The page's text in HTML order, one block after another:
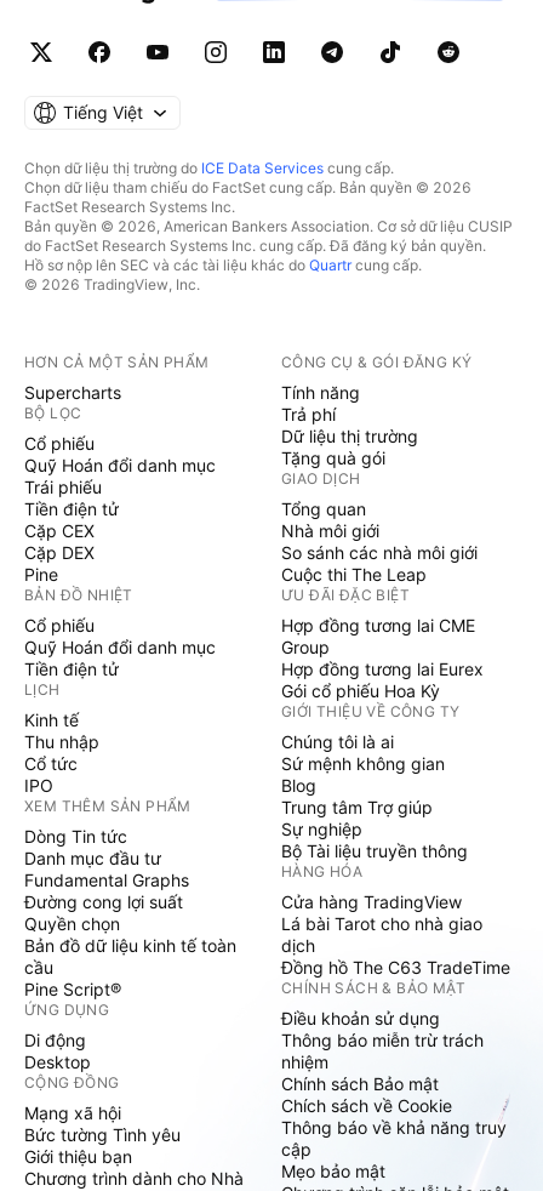
Tiếng Việt
Chọn dữ liệu thị trường do ICE Data Services cung cấp.
Chọn dữ liệu tham chiếu do FactSet cung cấp. Bản quyền © 2026
FactSet Research Systems Inc.
Bản quyền © 2026, American Bankers Association. Cơ sở dữ liệu CUSIP
do FactSet Research Systems Inc. cung cấp. Đã đăng ký bản quyền.
Hồ sơ nộp lên SEC và các tài liệu khác do Quartrcung cấp.
© 2026 TradingView, Inc.
HƠN CẢ MỘT SẢN PHẨM
Supercharts
BỘ LỌC
Cổ phiếu
Quỹ Hoán đổi danh mục
Trái phiếu
Tiền điện tử
Cặp CEX
Cặp DEX
Pine
BẢN ĐỒ NHIỆT
Cổ phiếu
Quỹ Hoán đổi danh mục
Tiền điện tử
LỊCH
Kinh tế
Thu nhập
Cổ tức
IPO
XEM THÊM SẢN PHẨM
Dòng Tin tức
Danh mục đầu tư
Fundamental Graphs
Đường cong lợi suất
Quyền chọn
Bản đồ dữ liệu kinh tế toàn
cầu
Pine Script®
ỨNG DỤNG
Di động
Desktop
CỘNG ĐỒNG
Mạng xã hội
Bức tường Tình yêu
Giới thiệu bạn
Chương trình dành cho Nhà
CÔNG CỤ & GÓI ĐĂNG KÝ
Tính năng
Trả phí
Dữ liệu thị trường
Tặng quà gói
GIAO DỊCH
Tổng quan
Nhà môi giới
So sánh các nhà môi giới
Cuộc thi The Leap
ƯU ĐÃI ĐẶC BIỆT
Hợp đồng tương lai CME
Group
Hợp đồng tương lai Eurex
Gói cổ phiếu Hoa Kỳ
GIỚI THIỆU VỀ CÔNG TY
Chúng tôi là ai
Sứ mệnh không gian
Blog
Trung tâm Trợ giúp
Sự nghiệp
Bộ Tài liệu truyền thông
HÀNG HÓA
Cửa hàng TradingView
Lá bài Tarot cho nhà giao
dịch
Đồng hồ The C63 TradeTime
CHÍNH SÁCH & BẢO MẬT
Điều khoản sử dụng
Thông báo miễn trừ trách
nhiệm
Chính sách Bảo mật
Chích sách về Cookie
Thông báo về khả năng truy
cập
Mẹo bảo mật